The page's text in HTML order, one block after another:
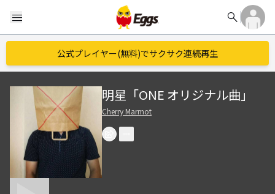
menu search
公式プレイヤー(無料)でサクサク連続再生
明星「ONE オリジナル曲」
Cherry Marmot